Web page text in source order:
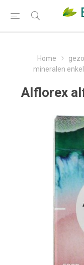
Home
mineralen enkel
Alflorex